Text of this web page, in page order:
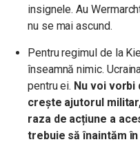
insignele. Au
nu se mai ascund.
Pentru regimul de la
înseamnă nimic.
pentru ei. Nu voi vorbi
crește ajutorul
raza de acțiune a
trebuie să înaintăm